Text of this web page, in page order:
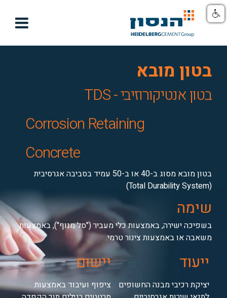

בטון מובא
בטון אנטיקורוזיבי - TDS
Corrosion Retaining
Concrete
בטון מובא מסוג ב-40 או ב-50 עמיד בסביבה אגרסיבית
(Total Durability System)
שימה
בשפיכה ישירה, באמצעות כלי מעביר ("סל מנוף"), באמצעות
משאבה או באמצעות צינור טרמי.
ייעוד יישום
יציקת רכיבי מבנה החשופים
ציפוף ועיבוד באמצעות